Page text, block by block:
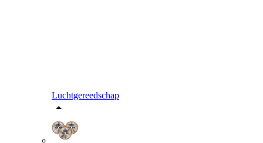
Luchtgereedschap